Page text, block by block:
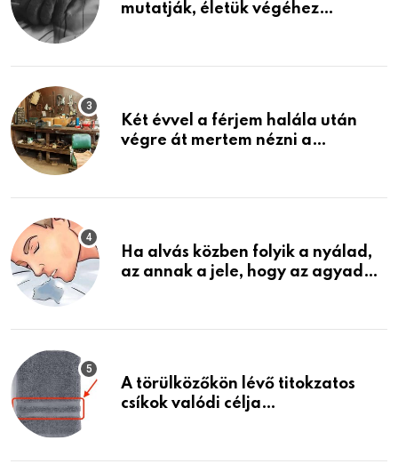
mutatják, életük végéhez
Két évvel a férjem halála után
végre át mertem nézni a
életemet
Ha alvás közben folyik a nyálad,
az annak a jele, hogy az agyad…
A törülközőkön lévő titokzatos
csíkok valódi célja…